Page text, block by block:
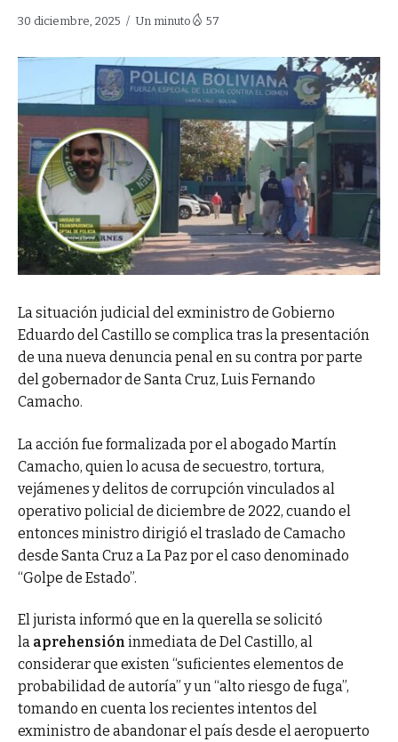
30 diciembre, 2025 Un minuto 57
La situación judicial del exministro de Gobierno
Eduardo del Castillo se complica tras la presentación
de una nueva denuncia penal en su contra por parte
del gobernador de Santa Cruz, Luis Fernando
Camacho.
La acción fue formalizada por el abogado Martín
Camacho, quien lo acusa de secuestro, tortura,
vejámenes y delitos de corrupción vinculados al
operativo policial de diciembre de 2022, cuando el
entonces ministro dirigió el traslado de Camacho
desde Santa Cruz a La Paz por el caso denominado
“Golpe de Estado”.
El jurista informó que en la querella se solicitó
la aprehensión inmediata de Del Castillo, al
considerar que existen “suficientes elementos de
probabilidad de autoría” y un “alto riesgo de fuga”,
tomando en cuenta los recientes intentos del
exministro de abandonar el país desde el aeropuerto